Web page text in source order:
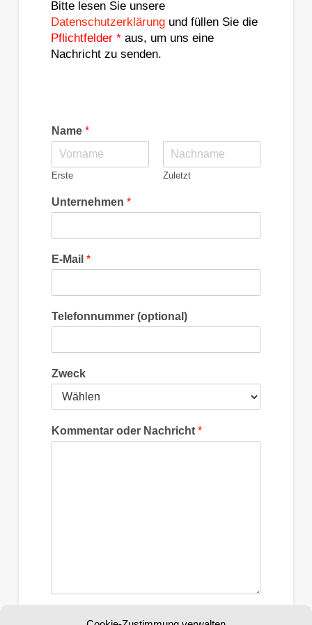
Bitte lesen Sie unsere
Datenschutzerklärungund füllen Sie die
Pflichtfelder *aus, um uns eine
Nachricht zu senden.
Name *
Erste Zuletzt
Unternehmen *
E-Mail *
Telefonnummer (optional)
Zweck
Kommentar oder Nachricht *